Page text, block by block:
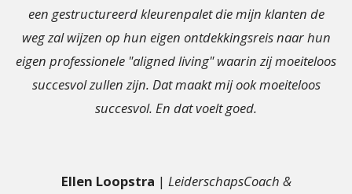
een gestructureerd kleurenpalet die mijn klanten de
weg zal wijzen op hun eigen ontdekkingsreis naar hun
eigen professionele "aligned living" waarin zij moeiteloos
succesvol zullen zijn. Dat maakt mij ook moeiteloos
succesvol. En dat voelt goed.
Ellen Loopstra | LeiderschapsCoach &